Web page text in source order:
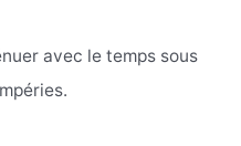
avec le temps sous